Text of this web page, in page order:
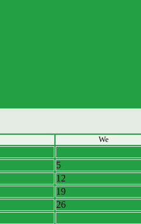
We
5
12
19
26